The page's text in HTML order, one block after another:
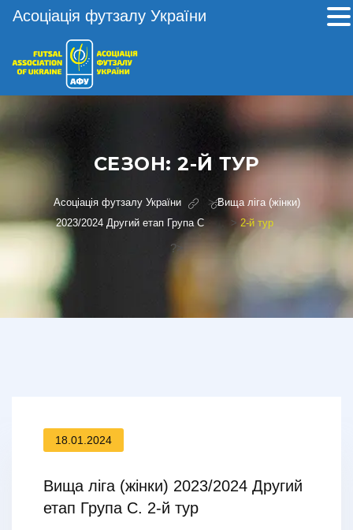
СЕЗОН: 2-Й ТУР
Асоціація футзалу України >Вища ліга (жінки)
2023/2024 Другий етап Група С
> 2-й тур
?>
18.01.2024
Вища ліга (жінки) 2023/2024 Другий
етап Група С. 2-й тур
Асоціація футзалу України